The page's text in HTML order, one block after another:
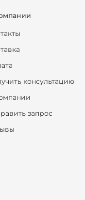
консультацию
запрос